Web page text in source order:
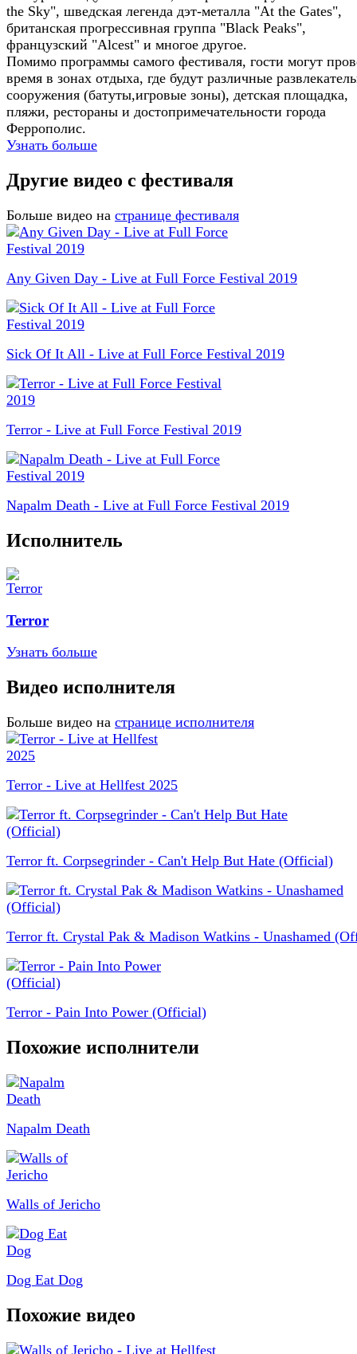
the Sky", шведская легенда дэт-металла "At the Gates",
британская прогрессивная группа "Black Peaks",
французский "Alcest" и многое другое.
Помимо программы самого фестиваля, гости могут
время в зонах отдыха, где будут различные
сооружения (батуты,игровые зоны), детская площадка,
пляжи, рестораны и достопримечательности города
Феррополис.
Узнать больше
Другие видео с фестиваля
Больше видео на странице фестиваля
Any Given Day - Live at Full Force Festival 2019
Sick Of It All - Live at Full Force Festival 2019
Terror - Live at Full Force Festival 2019
Napalm Death - Live at Full Force Festival 2019
Исполнитель
Terror
Узнать больше
Видео исполнителя
Больше видео на странице исполнителя
Terror - Live at Hellfest 2025
Terror ft. Corpsegrinder - Can't Help But Hate (Official)
Terror ft. Crystal Pak & Madison Watkins - Unashamed
Terror - Pain Into Power (Official)
Похожие исполнители
Napalm Death
Walls of Jericho
Dog Eat Dog
Похожие видео